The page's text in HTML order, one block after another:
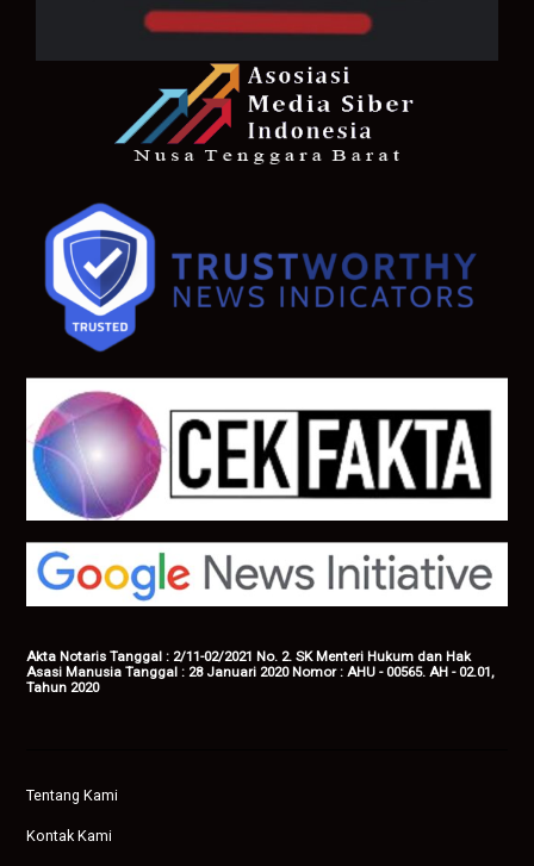
Akta Notaris Tanggal : 2/11-02/2021 No. 2. SK Menteri Hukum dan Hak
Asasi Manusia Tanggal : 28 Januari 2020 Nomor : AHU - 00565. AH - 02.01,
Tahun 2020
Tentang Kami
Kontak Kami